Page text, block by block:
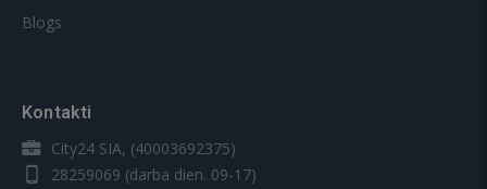
Blogs
Kontakti
City24 SIA, (40003692375)
28259069 (darba dien. 09-17)